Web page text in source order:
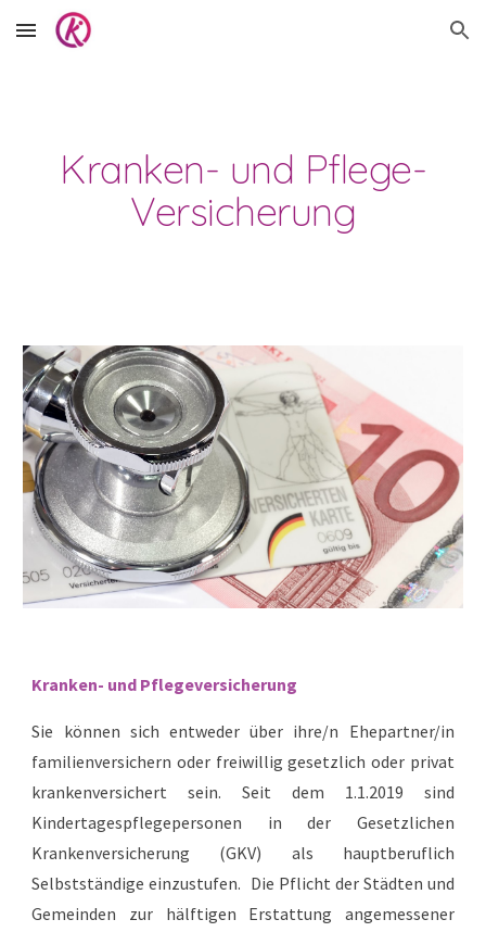
Skip to main content Skip to navigation
Kranken- und Pflege-
Versicherung
Kranken- und Pflegeversicherung
Sie können sich entweder über ihre/n Ehepartner/in
familienversichern oder freiwillig gesetzlich oder privat
krankenversichert sein.Seit dem 1.1.2019 sind
Kindertagespflegepersonen in der Gesetzlichen
Krankenversicherung (GKV) als hauptberuflich
Selbstständige einzustufen. Die Pflicht der Städten und
Gemeinden zur hälftigen Erstattung angemessener